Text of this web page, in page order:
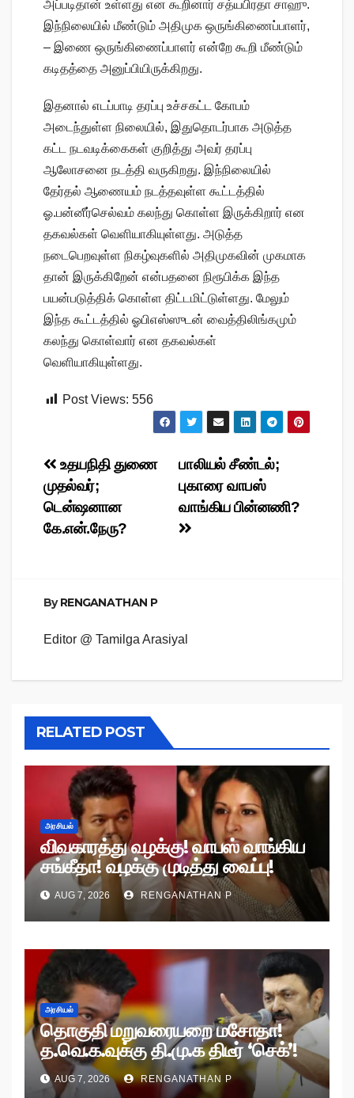
அப்படிதான் உள்ளது என கூறினார் சத்யபிரதா சாஹு.
இந்நிலையில் மீண்டும் அதிமுக ஒருங்கிணைப்பாளர்,
– இணை ஒருங்கிணைப்பாளர் என்றே கூறி மீண்டும்
கடிதத்தை அனுப்பியிருக்கிறது.
இதனால் எடப்பாடி தரப்பு உச்சகட்ட கோபம்
அடைந்துள்ள நிலையில், இதுதொடர்பாக அடுத்த
கட்ட நடவடிக்கைகள் குறித்து அவர் தரப்பு
ஆலோசனை நடத்தி வருகிறது. இந்நிலையில்
தேர்தல் ஆணையம் நடத்தவுள்ள கூட்டத்தில்
ஓ.பன்னீர்செல்வம் கலந்து கொள்ள இருக்கிறார் என
தகவல்கள் வெளியாகியுள்ளது. அடுத்த
நடைபெறவுள்ள நிகழ்வுகளில் அதிமுகவின் முகமாக
தான் இருக்கிறேன் என்பதனை நிரூபிக்க இந்த
பயன்படுத்திக் கொள்ள திட்டமிட்டுள்ளது. மேலும்
இந்த கூட்டத்தில் ஓபிஎஸ்ஸுடன் வைத்திலிங்கமும்
கலந்து கொள்வார் என தகவல்கள்
வெளியாகியுள்ளது.
Post Views: 556
Post
navigation
பாலியல் சீண்டல்;
புகாரை வாபஸ்
வாங்கிய பின்னணி?
உதயநிதி துணை
முதல்வர்;
டென்ஷனான
கே.என்.நேரு?
ByRENGANATHAN P
Editor @ Tamilga Arasiyal
RELATED POST
அரசியல்
விவகாரத்து வழக்கு! வாபஸ் வாங்கிய
சங்கீதா! வழக்கு முடித்து வைப்பு!
AUG 7, 2026 RENGANATHAN P
அரசியல்
தொகுதி மறுவரையறை மசோதா!
த.வெ.க.வுக்கு தி.மு.க திடீர் ‘செக்’!
AUG 7, 2026 RENGANATHAN P